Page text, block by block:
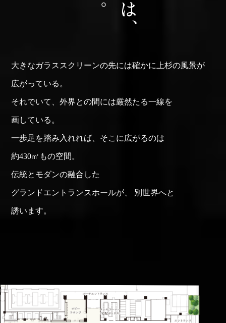
大きなガラススクリーンの先には確かに 上杉の風景が
広がっている。
それでいて、外界との間には厳然たる一線を
画している。
一歩足を踏み入れれば、 そこに広がるのは
約430㎡もの空間。
伝統とモダンの融合した
グランドエントランスホールが、 別世界へと
誘います。